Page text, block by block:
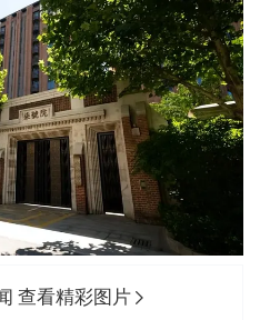
查看精彩图片